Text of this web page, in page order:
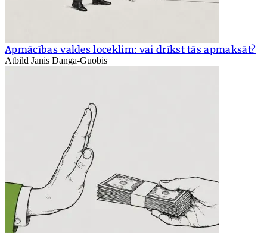
Apmācības valdes loceklim: vai drīkst tās apmaksāt?
Atbild Jānis Danga-Guobis